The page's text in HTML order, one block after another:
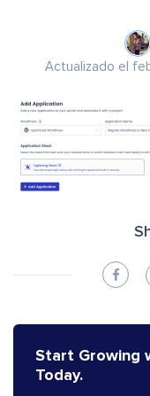
Actualizado el
Start Growing
Today.